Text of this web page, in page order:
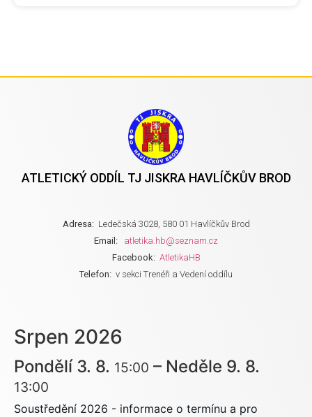
ATLETICKÝ ODDÍL TJ JISKRA HAVLÍČKŮV BROD
Adresa: Ledečská 3028, 580 01 Havlíčkův Brod
Email:
atletika.hb@seznam.cz
Facebook: AtletikaHB
Telefon: v sekci Trenéři a Vedení oddílu
Srpen 2026
Pondělí 3. 8. 15:00 – Neděle 9. 8.
13:00
Soustředění 2026 - informace o termínu a pro